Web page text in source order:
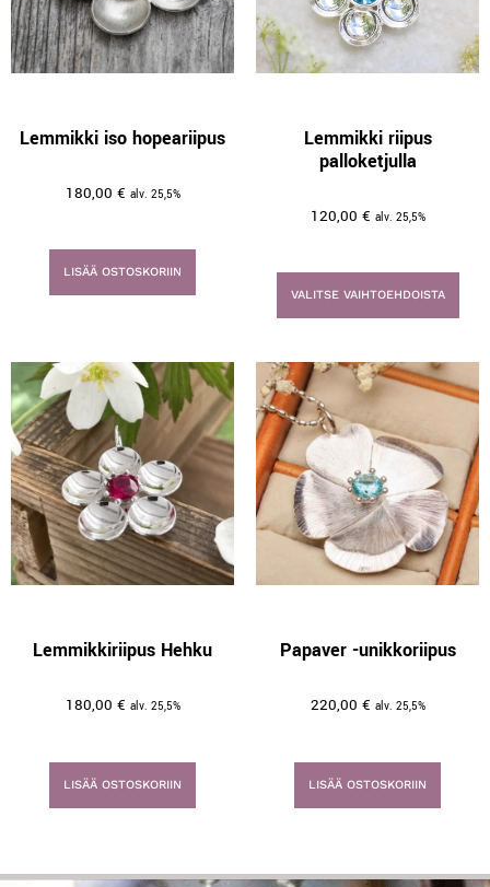
Lemmikki iso hopeariipus
180,00 € alv. 25,5%
LISÄÄ OSTOSKORIIN
Lemmikki riipus
palloketjulla
120,00 € alv. 25,5%
VALITSE VAIHTOEHDOISTA
Lemmikkiriipus Hehku
180,00 € alv. 25,5%
LISÄÄ OSTOSKORIIN
Papaver -unikkoriipus
220,00 € alv. 25,5%
LISÄÄ OSTOSKORIIN